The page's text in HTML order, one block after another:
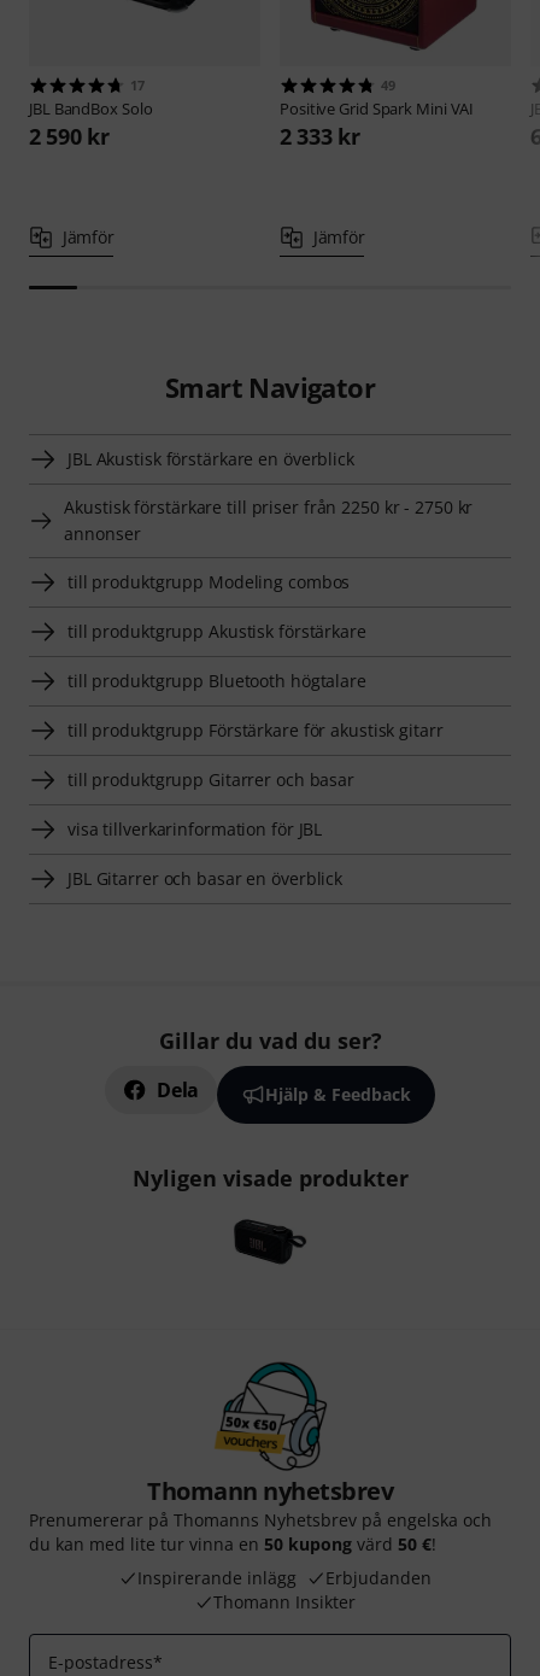
17
JBL BandBox Solo
2 590 kr
Jämför
49
Positive Grid Spark Mini VAI
2 333 kr
Jämför
Smart Navigator
JBL Akustisk förstärkare en överblick
Akustisk förstärkare till priser från 2250 kr - 2750 kr
annonser
till produktgrupp Modeling combos
till produktgrupp Akustisk förstärkare
till produktgrupp Bluetooth högtalare
till produktgrupp Förstärkare för akustisk gitarr
till produktgrupp Gitarrer och basar
visa tillverkarinformation för JBL
JBL Gitarrer och basar en överblick
Gillar du vad du ser?
Dela Hjälp & Feedback
Nyligen visade produkter
Thomann nyhetsbrev
Prenumererar på Thomanns Nyhetsbrev på engelska och
du kan med lite tur vinna en 50 kupong värd 50 €!
Inspirerande inlägg
Erbjudanden
Thomann Insikter
E-postadress*